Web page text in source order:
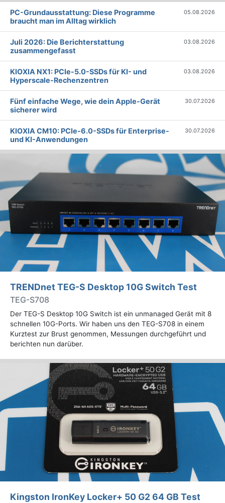
PC-Grundausstattung: Diese Programme
braucht man im Alltag wirklich
05.08.2026
Juli 2026: Die Bericht­erstattung
zusammengefasst
03.08.2026
KIOXIA NX1: PCIe-5.0-SSDs für KI- und
Hyperscale-Rechenzentren
03.08.2026
Fünf einfache Wege, wie dein Apple-Gerät
sicherer wird
30.07.2026
KIOXIA CM10: PCIe-6.0-SSDs für Enterprise-
und KI-Anwendungen
30.07.2026
TRENDnet TEG-S Desktop 10G Switch Test
TEG-S708
Der TEG-S Desktop 10G Switch ist ein unmanaged Gerät mit 8
schnellen 10G-Ports. Wir haben uns den TEG-S708 in einem
Kurztest zur Brust genommen, Messungen durchgeführt und
berichten nun darüber.
Kingston IronKey Locker+ 50 G2 64 GB Test